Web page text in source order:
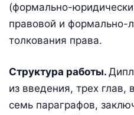
(формально-
правовой и формально-
толкования права.
Структура работы.
из введения, трех
семь параграфов,